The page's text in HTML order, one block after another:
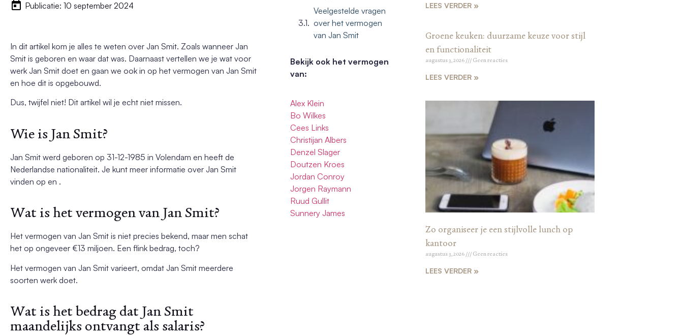
Publicatie: 10 september 2024
In dit artikel kom je alles te weten over Jan Smit. Zoals wanneer Jan
Smit is geboren en waar dat was. Daarnaast vertellen we je wat voor
werk Jan Smit doet en gaan we ook in op het vermogen van Jan Smit
en hoe dit is opgebouwd.
Dus, twijfel niet! Dit artikel wil je echt niet missen.
Wie is Jan Smit?
Jan Smit werd geboren op 31-12-1985 in Volendam en heeft de
Nederlandse nationaliteit. Je kunt meer informatie over Jan Smit
vinden op en .
Wat is het vermogen van Jan Smit?
Het vermogen van Jan Smit is niet precies bekend, maar men schat
het op ongeveer €13 miljoen. Een flink bedrag, toch?
Het vermogen van Jan Smit varieert, omdat Jan Smit meerdere
soorten werk doet.
Wat is het bedrag dat Jan Smit
maandelijks ontvangt als salaris?
Veelgestelde vragen
over het vermogen
van Jan Smit
Bekijk ook het vermogen
van:
Alex Klein
Bo Wilkes
Cees Links
Christijan Albers
Denzel Slager
Doutzen Kroes
Jordan Conroy
Jorgen Raymann
Ruud Gullit
Sunnery James
LEES VERDER »
Groene keuken: duurzame keuze voor stijl
en functionaliteit
augustus 3, 2026 Geen reacties
LEES VERDER »
Zo organiseer je een stijlvolle lunch op
kantoor
augustus 3, 2026 Geen reacties
LEES VERDER »